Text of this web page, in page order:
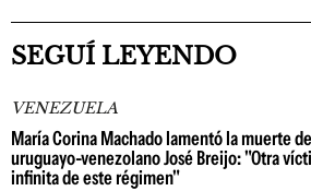
SEGUÍ LEYENDO
VENEZUELA
María Corina Machado lamentó la muerte
uruguayo-venezolano José Breijo: "Otra
infinita de este régimen"